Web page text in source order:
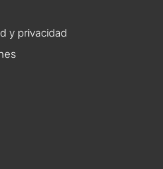
y privacidad